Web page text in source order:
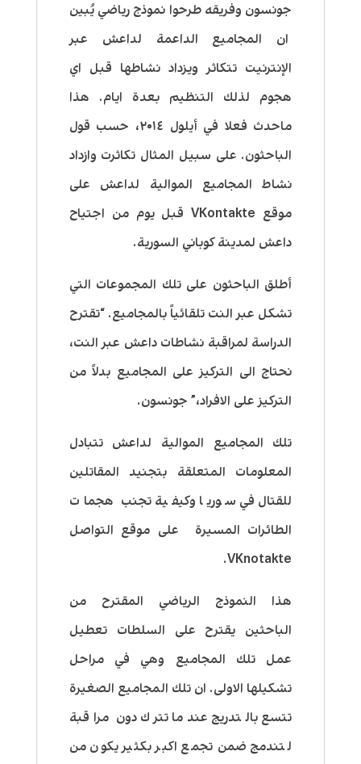
جونسون وفريقه طرحوا نموذج رياضي يُبين
ان المجاميع الداعمة لداعش عبر
الإنترنيت تتكاثر ويزداد نشاطها قبل اي
هجوم لذلك التنظيم بعدة ايام. هذا
ماحدث فعلا في أيلول ٢٠١٤، حسب قول
الباحثون. على سبيل المثال تكاثرت وازداد
نشاط المجاميع الموالية لداعش على
موقع VKontakte قبل يوم من اجتياح
داعش لمدينة كوباني السورية.
أطلق الباحثون على تلك المجموعات التي
تشكل عبر النت تلقائياً بالمجاميع. “تقترح
الدراسة لمراقبة نشاطات داعش عبر النت،
نحتاج الى التركيز على المجاميع بدلاً من
التركيز على الافراد،” جونسون.
تلك المجاميع الموالية لداعش تتبادل
المعلومات المتعلقة بتجنيد المقاتلين
للقتال في سوريا وكيفية تجنب هجمات
الطائرات المسيرة على موقع التواصل
VKnotakte.
هذا النموذج الرياضي المقترح من
الباحثين يقترح على السلطات تعطيل
عمل تلك المجاميع وهي في مراحل
تشكيلها الاولى. ان تلك المجاميع الصغيرة
تتسع بالتدريج عندما تترك دون مراقبة
لتندمج ضمن تجمع اكبر بكثير يكون من